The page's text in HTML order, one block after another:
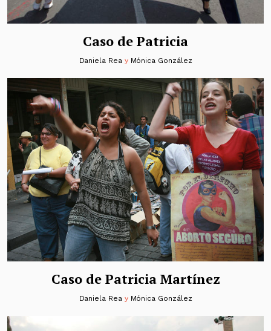
Caso de Patricia
Daniela Reay Mónica González
Caso de Patricia Martínez
Daniela Reay Mónica González